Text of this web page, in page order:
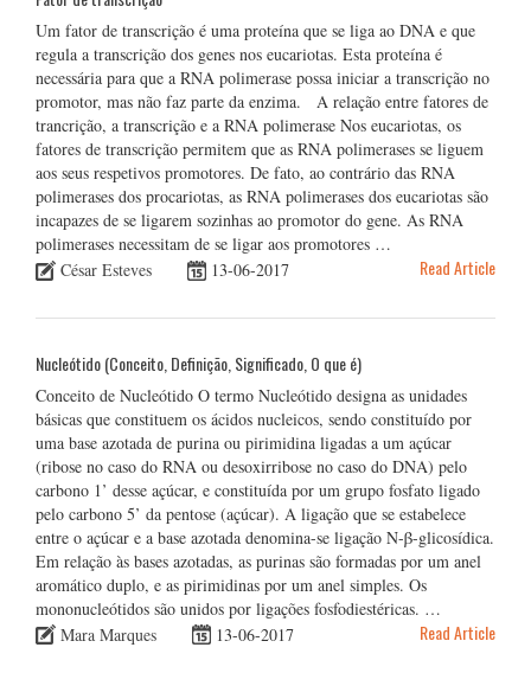
Um fator de transcrição é uma proteína que se liga ao DNA e que
regula a transcrição dos genes nos eucariotas. Esta proteína é
necessária para que a RNA polimerase possa iniciar a transcrição no
promotor, mas não faz parte da enzima. A relação entre fatores de
trancrição, a transcrição e a RNA polimerase Nos eucariotas, os
fatores de transcrição permitem que as RNA polimerases se liguem
aos seus respetivos promotores. De fato, ao contrário das RNA
polimerases dos procariotas, as RNA polimerases dos eucariotas são
incapazes de se ligarem sozinhas ao promotor do gene. As RNA
polimerases necessitam de se ligar aos promotores …
César Esteves
13-06-2017 Read Article
Nucleótido (Conceito, Definição, Significado, O que é)
Conceito de Nucleótido O termo Nucleótido designa as unidades
básicas que constituem os ácidos nucleicos, sendo constituído por
uma base azotada de purina ou pirimidina ligadas a um açúcar
(ribose no caso do RNA ou desoxirribose no caso do DNA) pelo
carbono 1’ desse açúcar, e constituída por um grupo fosfato ligado
pelo carbono 5’ da pentose (açúcar). A ligação que se estabelece
entre o açúcar e a base azotada denomina-se ligação N-β-glicosídica.
Em relação às bases azotadas, as purinas são formadas por um anel
aromático duplo, e as pirimidinas por um anel simples. Os
mononucleótidos são unidos por ligações fosfodiestéricas. …
Mara Marques
13-06-2017 Read Article